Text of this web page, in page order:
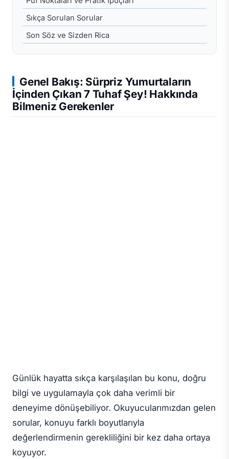
Sıkça Sorulan Sorular
Son Söz ve Sizden Rica
Genel Bakış: Sürpriz Yumurtaların
İçinden Çıkan 7 Tuhaf Şey! Hakkında
Bilmeniz Gerekenler
Günlük hayatta sıkça karşılaşılan bu konu, doğru
bilgi ve uygulamayla çok daha verimli bir
deneyime dönüşebiliyor. Okuyucularımızdan gelen
sorular, konuyu farklı boyutlarıyla
değerlendirmenin gerekliliğini bir kez daha ortaya
koyuyor.